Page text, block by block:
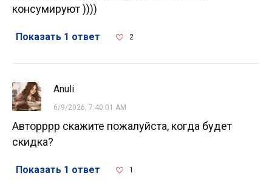
консумируют ))))
Показать 1 ответ 2
Anuli
6/9/2026, 7:40:01 AM
Авторррр скажите пожалуйста, когда будет
скидка?
Показать 1 ответ 1